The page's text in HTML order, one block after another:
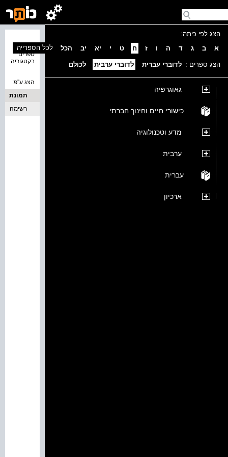
הצג לפי כיתה:
א
ב ג ד ה ו ז ח ט י יא יב הכל
הצג ספרים : לדוברי עברית לדוברי ערבית לכולם
גאוגרפיה
כישורי חיים וחינוך חברתי
מדע וטכנולוגיה
ערבית
עברית
ארכיון
ספרים
בקטגוריה
לכל הספרייה
הצג ע''פ:
תמונת
כריכה
רשימה